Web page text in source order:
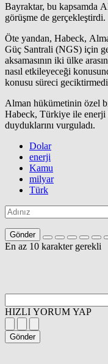
Bayraktar, bu kapsamda
görüşme de gerçekleştirdi.
Öte yandan, Habeck,
Güç Santrali (NGS) için
aksamasının iki ülke
nasıl etkileyeceği
konusu süreci
Alman hükümetinin özel
Habeck, Türkiye ile
duyduklarını vurguladı.
Dolar
enerji
Kamu
milyar
Türk
Gönder
En az 10 karakter gerekli
HIZLI YORUM YAP
Gönder